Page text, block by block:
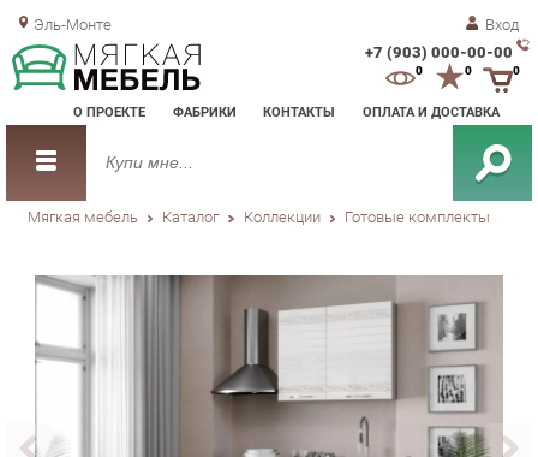
Эль-Монте Вход
+7 (903) 000-00-00
О ПРОЕКТЕ ФАБРИКИ КОНТАКТЫ ОПЛАТА И ДОСТАВКА
0 0
Мягкая мебель Каталог Коллекции Готовые комплекты